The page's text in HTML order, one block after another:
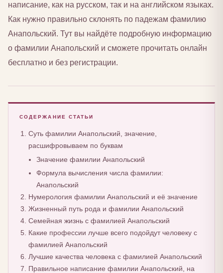
написание, как на русском, так и на английском языках.
Как нужно правильно склонять по падежам фамилию
Анапольский. Тут вы найдёте подробную информацию
о фамилии Анапольский и сможете прочитать онлайн
бесплатно и без регистрации.
СОДЕРЖАНИЕ СТАТЬИ
Суть фамилии Анапольский, значение,
расшифровываем по буквам
Значение фамилии Анапольский
Формула вычисления числа фамилии:
Анапольский
Нумерология фамилии Анапольский и её значение
Жизненный путь рода и фамилии Анапольский
Семейная жизнь с фамилией Анапольский
Какие профессии лучше всего подойдут человеку с
фамилией Анапольский
Лучшие качества человека с фамилией Анапольский
Правильное написание фамилии Анапольский, на